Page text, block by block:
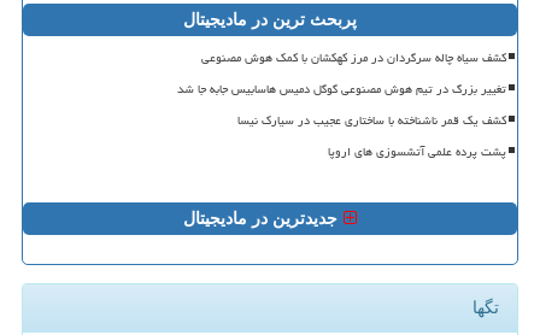
پربحث ترین در مادیجیتال
کشف سیاه چاله سرگردان در مرز کهکشان با کمک هوش مصنوعی
تغییر بزرگ در تیم هوش مصنوعی گوگل دمیس هاسابیس جابه جا شد
کشف یک قمر ناشناخته با ساختاری عجیب در سیارک نیسا
پشت پرده علمی آتشسوزی های اروپا
جدیدترین در مادیجیتال
تگها